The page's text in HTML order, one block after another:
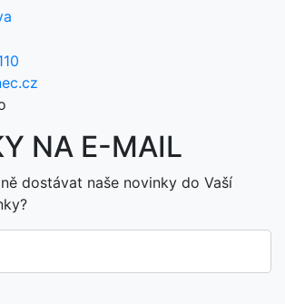
NA E-MAIL
dostávat naše novinky do Vaší